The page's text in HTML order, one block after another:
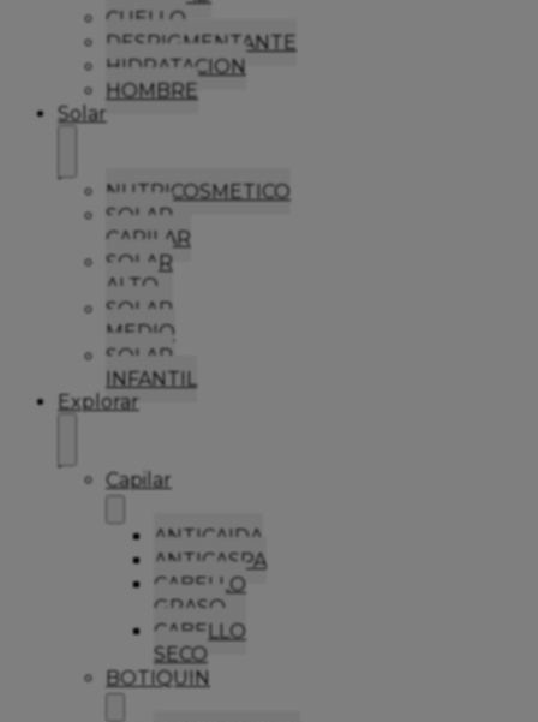
CUELLO
DESPIGMENTANTE
HIDRATACION
HOMBRE
Solar
NUTRICOSMETICO
SOLAR
CAPILAR
SOLAR
ALTO
SOLAR
MEDIO
SOLAR
INFANTIL
Explorar
Capilar
ANTICAIDA
ANTICASPA
CABELLO
GRASO
CABELLO
SECO
BOTIQUIN